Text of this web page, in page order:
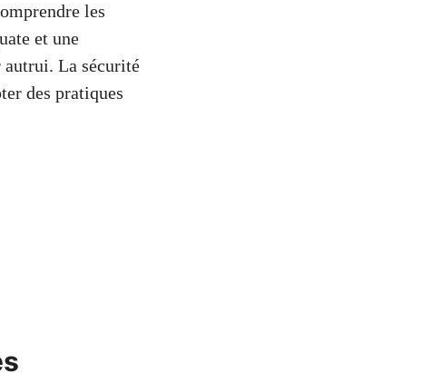
les
et une
autrui. La sécurité
des pratiques